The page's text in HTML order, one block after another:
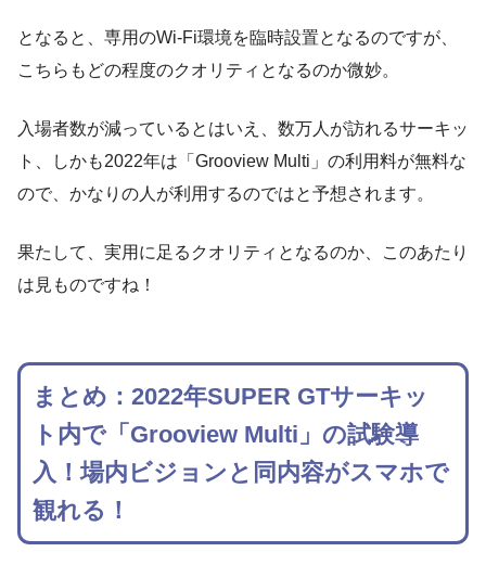
となると、専用のWi-Fi環境を臨時設置となるのですが、
こちらもどの程度のクオリティとなるのか微妙。
入場者数が減っているとはいえ、数万人が訪れるサーキッ
ト、しかも2022年は「Grooview Multi」の利用料が無料な
ので、かなりの人が利用するのではと予想されます。
果たして、実用に足るクオリティとなるのか、このあたり
は見ものですね！
まとめ：2022年SUPER GTサーキッ
ト内で「Grooview Multi」の試験導
入！場内ビジョンと同内容がスマホで
観れる！